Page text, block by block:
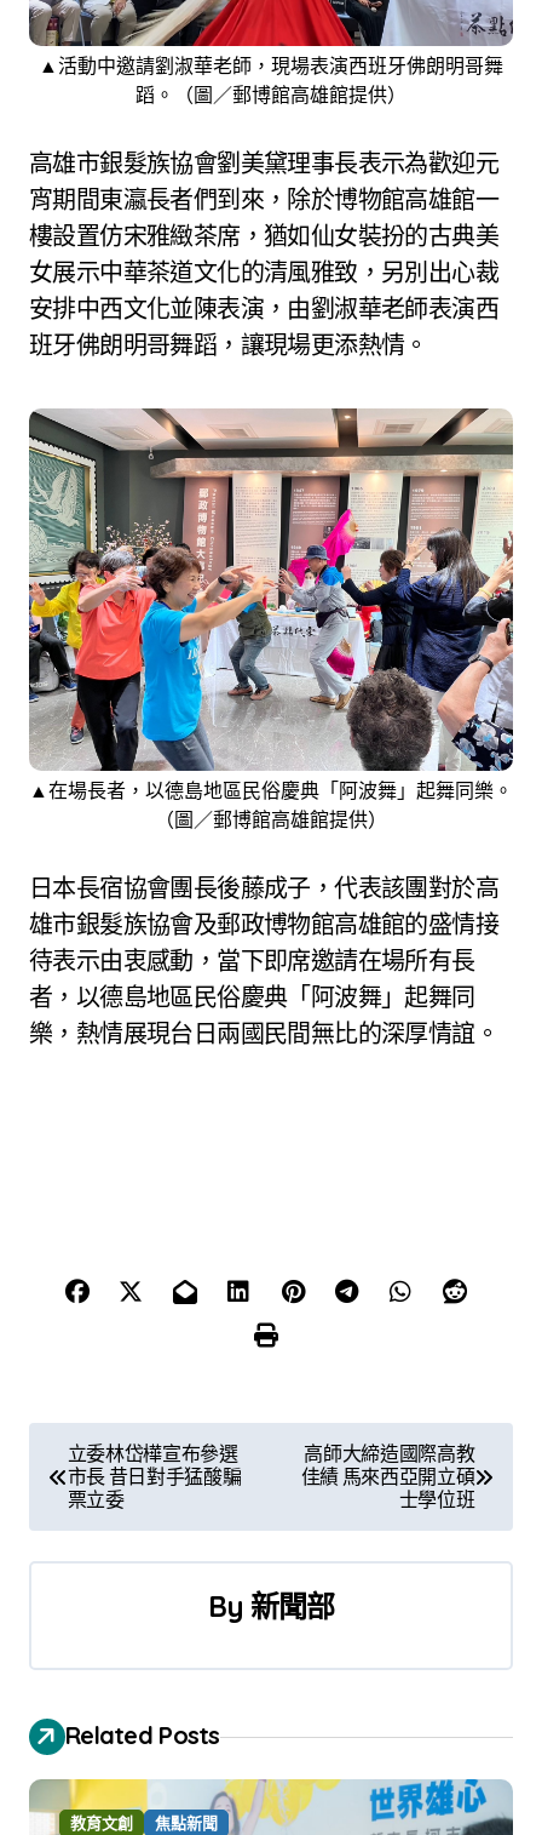
▲活動中邀請劉淑華老師，現場表演西班牙佛朗明哥舞
蹈。（圖／郵博館高雄館提供）
高雄市銀髮族協會劉美黛理事長表示為歡迎元
宵期間東瀛長者們到來，除於博物館高雄館一
樓設置仿宋雅緻茶席，猶如仙女裝扮的古典美
女展示中華茶道文化的清風雅致，另別出心裁
安排中西文化並陳表演，由劉淑華老師表演西
班牙佛朗明哥舞蹈，讓現場更添熱情。
▲在場長者，以德島地區民俗慶典「阿波舞」起舞同樂。
（圖／郵博館高雄館提供）
日本長宿協會團長後藤成子，代表該團對於高
雄市銀髮族協會及郵政博物館高雄館的盛情接
待表示由衷感動，當下即席邀請在場所有長
者，以德島地區民俗慶典「阿波舞」起舞同
樂，熱情展現台日兩國民間無比的深厚情誼。
章
導
立委林岱樺宣布參選
市長 昔日對手猛酸騙
票立委
高師大締造國際高教
佳績 馬來西亞開立碩
士學位班
By 新聞部
Related Posts
教育文創 焦點新聞